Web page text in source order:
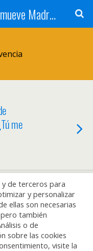
El blog de la EMT | Nos mueve Madrid
me
Una
de terceros para
y personalizar
ellas son necesarias
también
o de
sobre las cookies
visite la